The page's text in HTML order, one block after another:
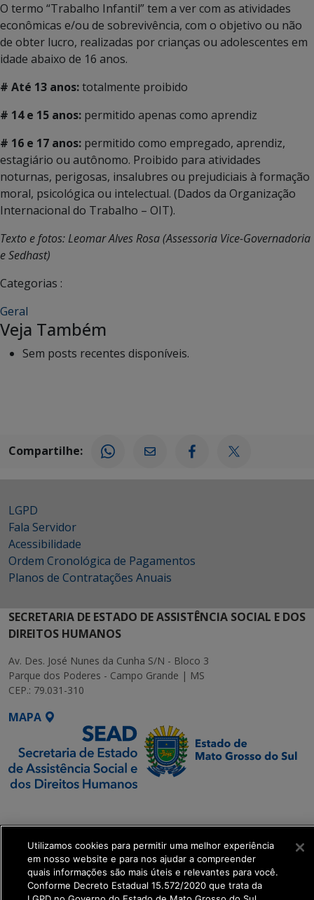
O termo “Trabalho Infantil” tem a ver com as atividades
econômicas e/ou de sobrevivência, com o objetivo ou não
de obter lucro, realizadas por crianças ou adolescentes em
idade abaixo de 16 anos.
# Até 13 anos:totalmente proibido
# 14 e 15 anos: permitido apenas como aprendiz
# 16 e 17 anos: permitido como empregado, aprendiz,
estagiário ou autônomo. Proibido para atividades
noturnas, perigosas, insalubres ou prejudiciais à formação
moral, psicológica ou intelectual. (Dados da Organização
Internacional do Trabalho – OIT).
Texto e fotos: Leomar Alves Rosa (Assessoria Vice-Governadoria
e Sedhast)
Categorias :
Geral
Veja Também
Sem posts recentes disponíveis.
Compartilhe:
LGPD
Fala Servidor
Acessibilidade
Ordem Cronológica de Pagamentos
Planos de Contratações Anuais
SECRETARIA DE ESTADO DE ASSISTÊNCIA SOCIAL E DOS
DIREITOS HUMANOS
Av. Des. José Nunes da Cunha S/N - Bloco 3
Parque dos Poderes - Campo Grande | MS
CEP.: 79.031-310
MAPA
Executiva de
Transformação Digital
get_footer();
Utilizamos cookies para permitir uma melhor experiência
em nosso website e para nos ajudar a compreender
quais informações são mais úteis e relevantes para você.
Conforme Decreto Estadual 15.572/2020 que trata da